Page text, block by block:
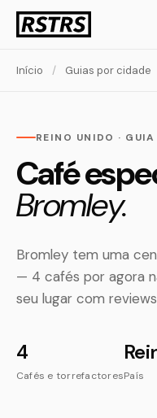
Início / Guias por cidade
REINO UNIDO ·
Café
Bromley.
Bromley tem uma
— 4 cafés por agora
seu lugar com
4
Cafés e torrefactoresPaís